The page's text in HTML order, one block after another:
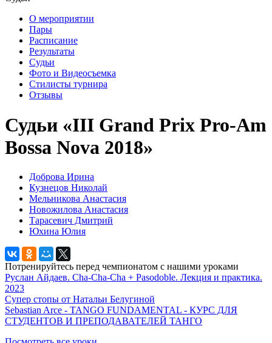
О мероприятии
Пары
Расписание
Результаты
Судьи
Фото и Видеосъемка
Стилисты турнира
Отзывы
Судьи «III Grand Prix Pro-Am
Bossa Nova 2018»
Доброва Ирина
Кузнецов Николай
Мельникова Анастасия
Новожилова Анастасия
Тарасевич Дмитрий
Юхина Юлия
Потренируйтесь перед чемпионатом с нашими уроками
Руслан Айдаев. Cha-Cha-Cha + Pasodoble. Лекция и практика.
2023
Супер стопы от Натальи Белугиной
Sebastian Arce - TANGO FUNDAMENTAL - КУРС ДЛЯ
СТУДЕНТОВ И ПРЕПОДАВАТЕЛЕЙ ТАНГО